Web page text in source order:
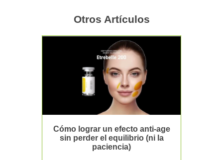
Otros Artículos
Cómo lograr un efecto anti-age
sin perder el equilibrio (ni la
paciencia)